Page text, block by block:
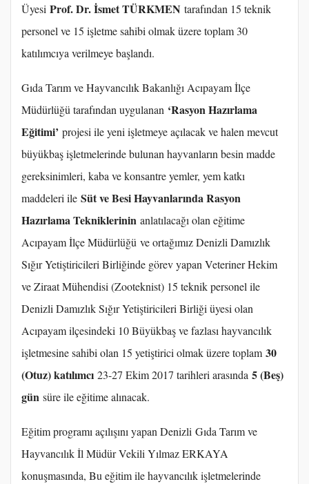
Üyesi Prof. Dr. İsmet TÜRKMEN tarafından 15 teknik
personel ve 15 işletme sahibi olmak üzere toplam 30
katılımcıya verilmeye başlandı.
Gıda Tarım ve Hayvancılık Bakanlığı Acıpayam İlçe
Müdürlüğü tarafından uygulanan ‘Rasyon Hazırlama
Eğitimi’ projesi ile yeni işletmeye açılacak ve halen mevcut
büyükbaş işletmelerinde bulunan hayvanların besin madde
gereksinimleri, kaba ve konsantre yemler, yem katkı
maddeleri ile Süt ve Besi Hayvanlarında Rasyon
Hazırlama Tekniklerinin anlatılacağı olan eğitime
Acıpayam İlçe Müdürlüğü ve ortağımız Denizli Damızlık
Sığır Yetiştiricileri Birliğinde görev yapan Veteriner Hekim
ve Ziraat Mühendisi (Zooteknist) 15 teknik personel ile
Denizli Damızlık Sığır Yetiştiricileri Birliği üyesi olan
Acıpayam ilçesindeki 10 Büyükbaş ve fazlası hayvancılık
işletmesine sahibi olan 15 yetiştirici olmak üzere toplam 30
(Otuz) katılımcı 23-27 Ekim 2017 tarihleri arasında 5 (Beş)
gün süre ile eğitime alınacak.
Eğitim programı açılışını yapan Denizli Gıda Tarım ve
Hayvancılık İl Müdür Vekili Yılmaz ERKAYA
konuşmasında, Bu eğitim ile hayvancılık işletmelerinde